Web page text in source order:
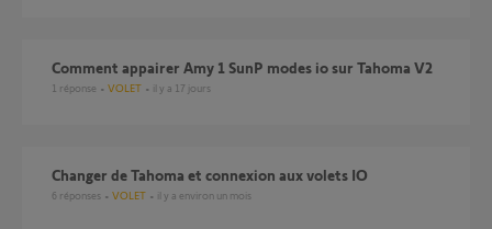
Comment appairer Amy 1 SunP modes io sur Tahoma V2
1 réponse VOLET il y a 17 jours
Changer de Tahoma et connexion aux volets IO
6 réponses VOLET il y a environ un mois